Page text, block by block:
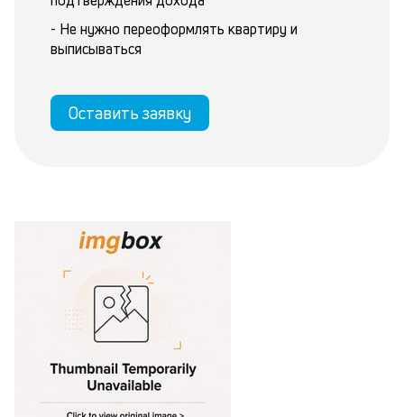
- Не нужно переоформлять квартиру и
выписываться
Оставить заявку